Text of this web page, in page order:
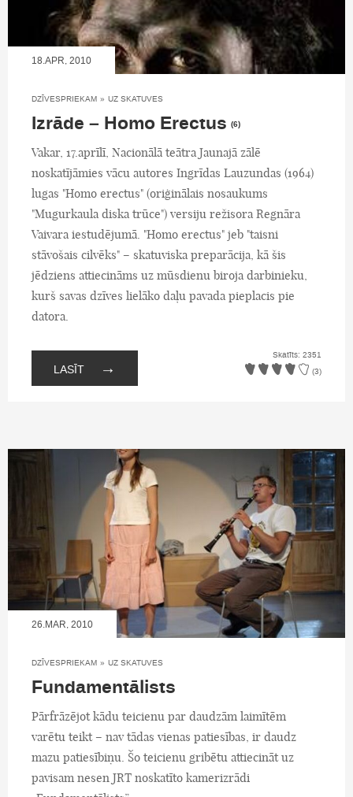
18.APR, 2010
DZĪVESPRIEKAM » UZ SKATUVES
Izrāde – Homo Erectus (6)
Vakar, 17.aprīlī, Nacionālā teātra Jaunajā zālē
noskatījāmies vācu autores Ingrīdas Lauzundas (1964)
lugas "Homo erectus" (oriģinālais nosaukums
"Mugurkaula diska trūce") versiju režisora Regnāra
Vaivara iestudējumā. "Homo erectus" jeb "taisni
stāvošais cilvēks" – skatuviska preparācija, kā šis
jēdziens attiecināms uz mūsdienu biroja darbinieku,
kurš savas dzīves lielāko daļu pavada pieplacis pie
datora.
LASĪT →
Skatīts: 2351
(3)
26.MAR, 2010
DZĪVESPRIEKAM » UZ SKATUVES
Fundamentālists
Pārfrāzējot kādu teicienu par daudzām laimītēm
varētu teikt – nav tādas vienas patiesības, ir daudz
mazu patiesībiņu. Šo teicienu gribētu attiecināt uz
pavisam nesen JRT noskatīto kamerizrādi